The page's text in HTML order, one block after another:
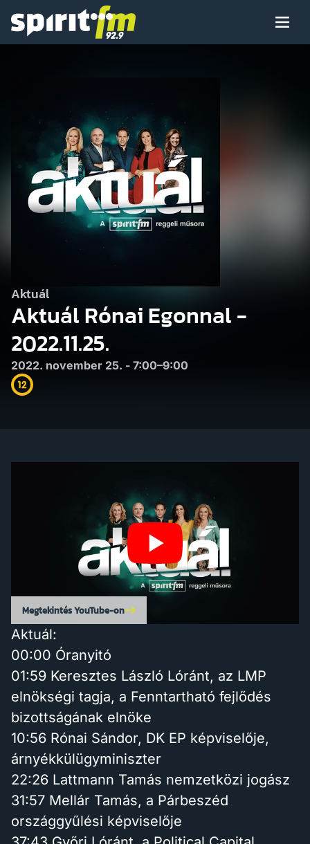
Spirit
Menü
Arcaink
Műsor
Hírek
Aktuál
Aktuál Rónai Egonnal -
2022.11.25.
2022. november 25. - 7:00–9:00
Megtekintés YouTube-on
Aktuál:
00:00 Óranyitó
01:59 Keresztes László Lóránt, az LMP
elnökségi tagja, a Fenntartható fejlődés
bizottságának elnöke
10:56 Rónai Sándor, DK EP képviselője,
árnyékkülügyminiszter
22:26 Lattmann Tamás nemzetközi jogász
31:57 Mellár Tamás, a Párbeszéd
országgyűlési képviselője